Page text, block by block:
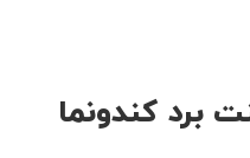
برد کندونما